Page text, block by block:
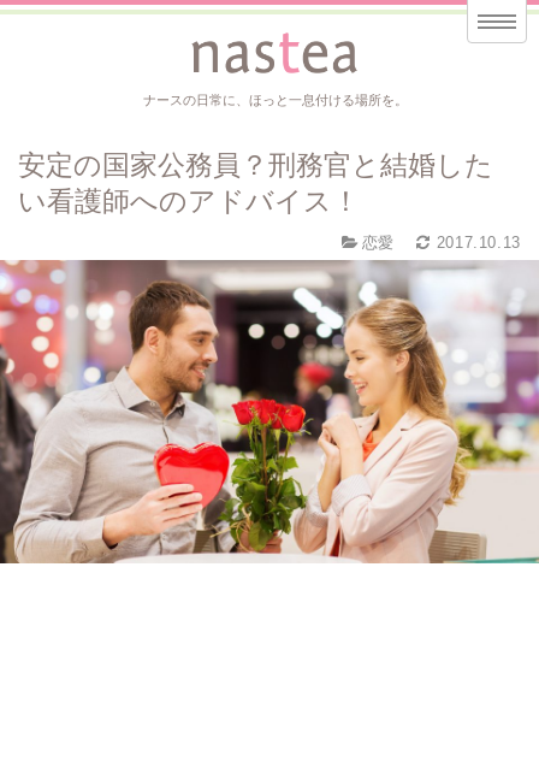
ナースの日常に、ほっと一息付ける場所を。
安定の国家公務員？刑務官と結婚した
い看護師へのアドバイス！
恋愛 2017.10.13